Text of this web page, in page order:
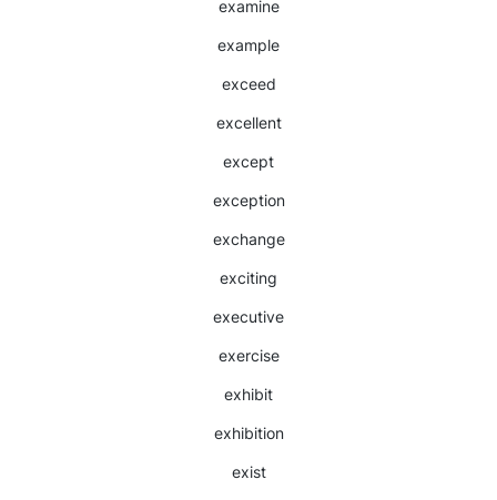
examine
example
exceed
excellent
except
exception
exchange
exciting
executive
exercise
exhibit
exhibition
exist